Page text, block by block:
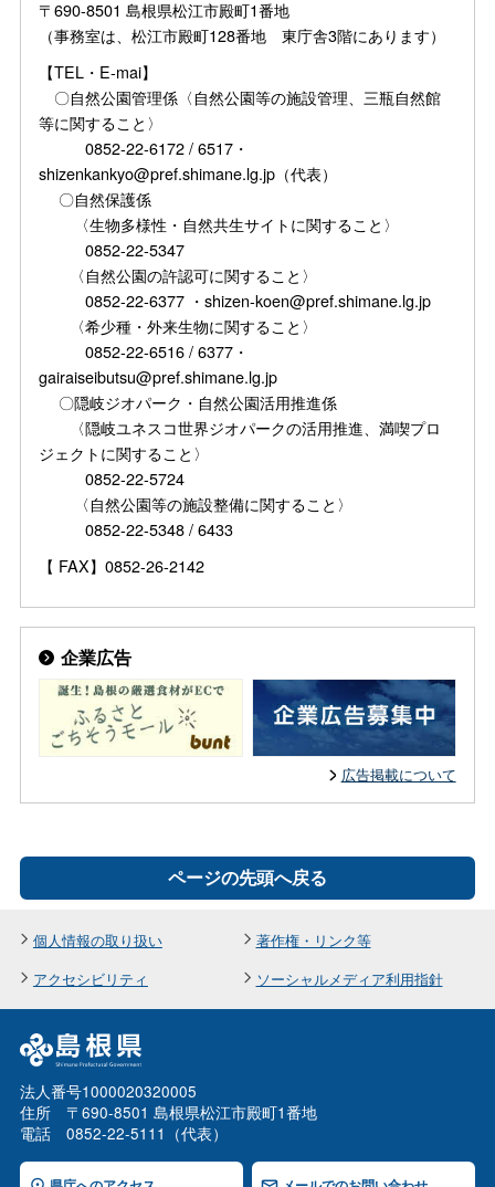
〒690-8501 島根県松江市殿町1番地
（事務室は、松江市殿町128番地 東庁舎3階にあります）
【TEL・E-mai】
〇自然公園管理係〈自然公園等の施設管理、三瓶自然館
等に関すること〉
0852-22-6172 / 6517・
shizenkankyo@pref.shimane.lg.jp（代表）
〇自然保護係
〈生物多様性・自然共生サイトに関すること〉
0852-22-5347
〈自然公園の許認可に関すること〉
0852-22-6377 ・shizen-koen@pref.shimane.lg.jp
〈希少種・外来生物に関すること〉
0852-22-6516 / 6377・
gairaiseibutsu@pref.shimane.lg.jp
〇隠岐ジオパーク・自然公園活用推進係
〈隠岐ユネスコ世界ジオパークの活用推進、満喫プロ
ジェクトに関すること〉
0852-22-5724
〈自然公園等の施設整備に関すること〉
0852-22-5348 / 6433
【 FAX】0852-26-2142
企業広告
広告掲載について
ページの先頭へ戻る
個人情報の取り扱い
著作権・リンク等
アクセシビリティ
ソーシャルメディア利用指針
法人番号1000020320005
住所 〒690-8501 島根県松江市殿町1番地
電話 0852-22-5111（代表）